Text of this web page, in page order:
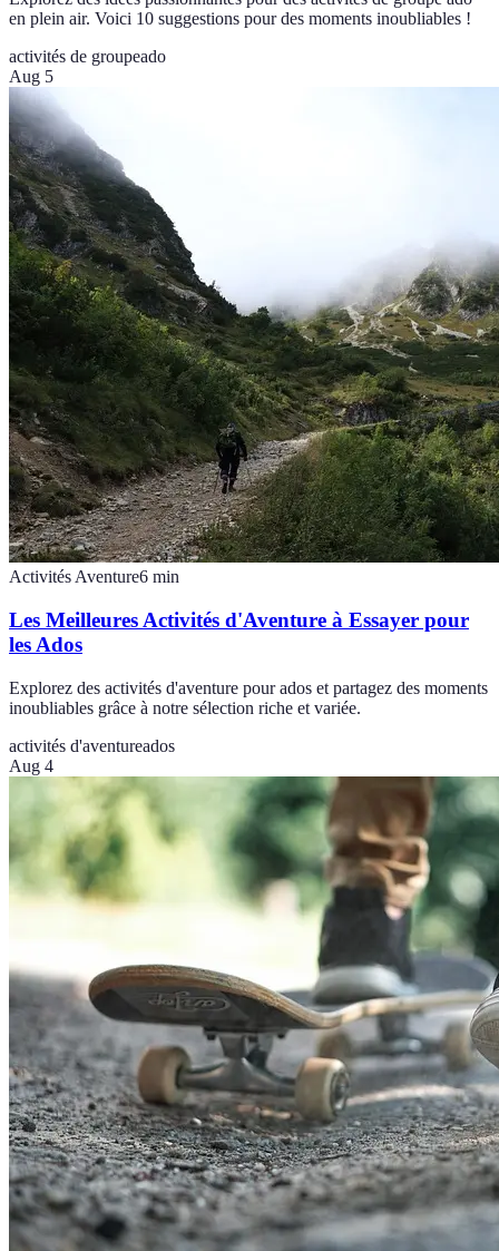
en plein air. Voici 10 suggestions pour des moments inoubliables !
activités de groupeado
Aug 5
Activités Aventure6 min
Les Meilleures Activités d'Aventure à Essayer pour
les Ados
Explorez des activités d'aventure pour ados et partagez des moments
inoubliables grâce à notre sélection riche et variée.
activités d'aventureados
Aug 4